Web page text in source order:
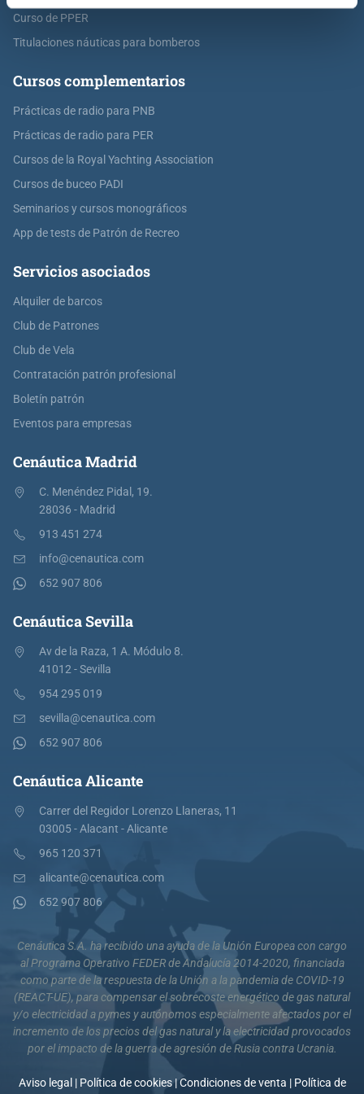
Curso de PPER
Titulaciones náuticas para bomberos
Cursos complementarios
Prácticas de radio para PNB
Prácticas de radio para PER
Cursos de la Royal Yachting Association
Cursos de buceo PADI
Seminarios y cursos monográficos
App de tests de Patrón de Recreo
Servicios asociados
Alquiler de barcos
Club de Patrones
Club de Vela
Contratación patrón profesional
Boletín patrón
Eventos para empresas
Cenáutica Madrid
C. Menéndez Pidal, 19.
28036 - Madrid
913 451 274
info@cenautica.com
652 907 806
Cenáutica Sevilla
Av de la Raza, 1 A. Módulo 8.
41012 - Sevilla
954 295 019
sevilla@cenautica.com
652 907 806
Cenáutica Alicante
Carrer del Regidor Lorenzo Llaneras, 11
03005 - Alacant - Alicante
965 120 371
alicante@cenautica.com
652 907 806
Cenáutica S.A. ha recibido una ayuda de la Unión Europea con cargo
al Programa Operativo FEDER de Andalucía 2014-2020, financiada
como parte de la respuesta de la Unión a la pandemia de COVID-19
(REACT-UE), para compensar el sobrecoste energético de gas natural
y/o electricidad a pymes y autónomos especialmente afectados por el
incremento de los precios del gas natural y la electricidad provocados
por el impacto de la guerra de agresión de Rusia contra Ucrania.
Aviso legal| Política de cookies|Condiciones de venta | Política de